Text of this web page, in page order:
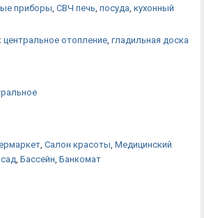
приборы, СВЧ печь, посуда, кухонный
: центральное отопление, гладильная доска
, Салон красоты, Медицинский
, Бассейн, Банкомат